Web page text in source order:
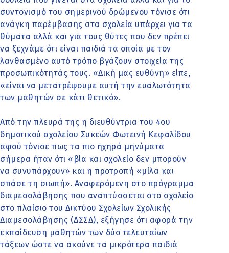
συντονισμό του σημερινού δρώμενου τόνισε ότι
ανάγκη παρέμβασης στα σχολεία υπάρχει για τα
θύματα αλλά και για τους θύτες που δεν πρέπει
να ξεχνάμε ότι είναι παιδιά τα οποία με τον
λανθασμένο αυτό τρόπο βγάζουν στοιχεία της
προσωπικότητάς τους. «Δική μας ευθύνη» είπε,
«είναι να μετατρέψουμε αυτή την ευαλωτότητα
των μαθητών σε κάτι θετικό».
Από την πλευρά της η διευθύντρια του 4ου
δημοτικού σχολείου Συκεών Φωτεινή Κεφαλίδου
αφού τόνισε πως τα πιο ηχηρά μηνύματα
σήμερα ήταν ότι «βία και σχολείο δεν μπορούν
να συνυπάρχουν» και η προτροπή «μίλα και
σπάσε τη σιωπή». Αναφερόμενη στο πρόγραμμα
διαμεσολάβησης που αναπτύσσεται στο σχολείο
στο πλαίσιο του Δικτύου Σχολείων Σχολικής
Διαμεσολάβησης (ΔΣΣΔ), εξήγησε ότι αφορά την
εκπαίδευση μαθητών των δύο τελευταίων
τάξεων ώστε να ακούνε τα μικρότερα παιδιά